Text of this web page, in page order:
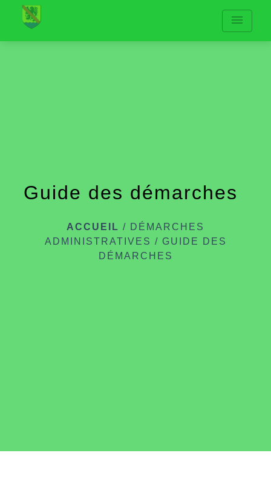
menu
Guide des démarches
ACCUEIL / DÉMARCHES
ADMINISTRATIVES / GUIDE DES
DÉMARCHES